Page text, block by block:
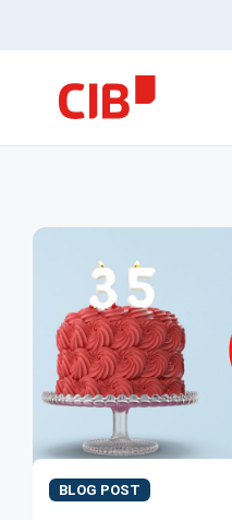
BLOG POST